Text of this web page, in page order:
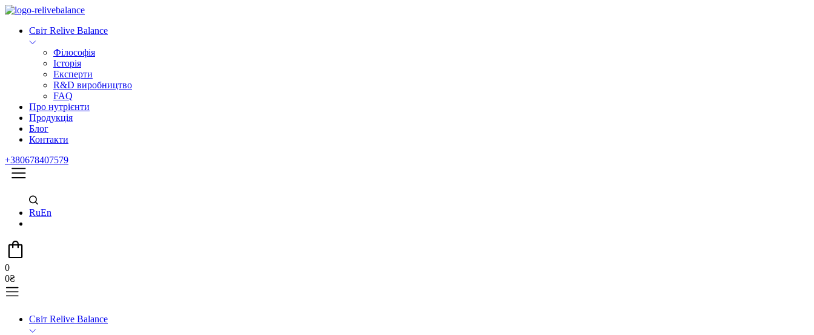
Світ Relive Balance
Філософія
Історія
Експерти
R&D виробництво
FAQ
Про нутрієнти
Продукція
Блог
Контакти
+380678407579
RuEn
0
0₴
Світ Relive Balance